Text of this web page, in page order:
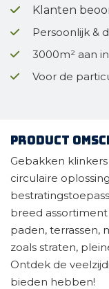
Klanten
Persoonlijk &
3000m² aan
Voor de
Product
Gebakken
circulaire
breed
paden, terrassen,
zoals straten,
Ontdek de
bieden hebben!